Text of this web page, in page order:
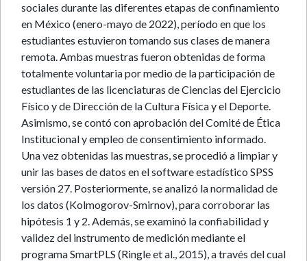
sociales durante las diferentes etapas de confinamiento
en México (enero-mayo de 2022), período en que los
estudiantes estuvieron tomando sus clases de manera
remota. Ambas muestras fueron obtenidas de forma
totalmente voluntaria por medio de la participación de
estudiantes de las licenciaturas de Ciencias del Ejercicio
Físico y de Dirección de la Cultura Física y el Deporte.
Asimismo, se contó con aprobación del Comité de Ética
Institucional y empleo de consentimiento informado.
Una vez obtenidas las muestras, se procedió a limpiar y
unir las bases de datos en el software estadístico SPSS
versión 27. Posteriormente, se analizó la normalidad de
los datos (Kolmogorov-Smirnov), para corroborar las
hipótesis 1 y 2. Además, se examinó la confiabilidad y
validez del instrumento de medición mediante el
programa SmartPLS (Ringle et al., 2015), a través del cual